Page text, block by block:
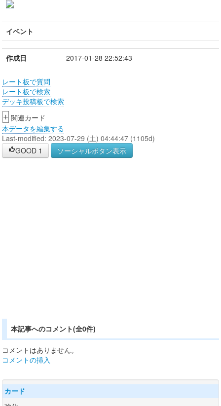
イベント
作成日 2017-01-28 22:52:43
レート板で質問
レート板で検索
デッキ投稿板で検索
+ 関連カード
本データを編集する
Last-modified: 2023-07-29 (土) 04:44:47 (1105d)
GOOD 1 ソーシャルボタン表示
本記事へのコメント(全0件)
コメントはありません。
コメントの挿入
カード